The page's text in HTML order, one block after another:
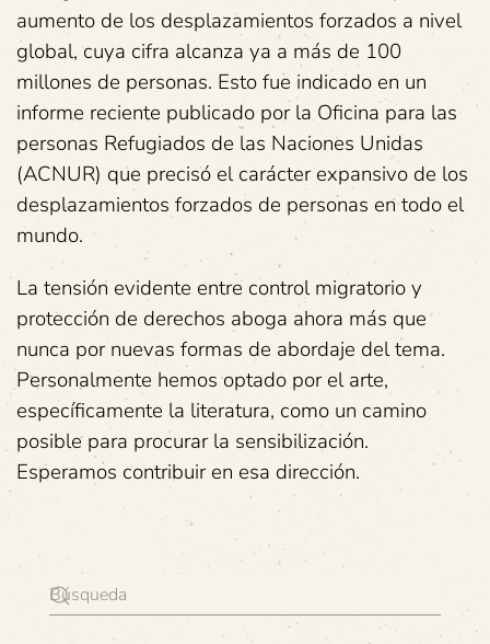
aumento de los desplazamientos forzados a nivel
global, cuya cifra alcanza ya a más de 100
millones de personas. Esto fue indicado en un
informe reciente publicado por la Oficina para las
personas Refugiados de las Naciones Unidas
(ACNUR) que precisó el carácter expansivo de los
desplazamientos forzados de personas en todo el
mundo.
La tensión evidente entre control migratorio y
protección de derechos aboga ahora más que
nunca por nuevas formas de abordaje del tema.
Personalmente hemos optado por el arte,
específicamente la literatura, como un camino
posible para procurar la sensibilización.
Esperamos contribuir en esa dirección.